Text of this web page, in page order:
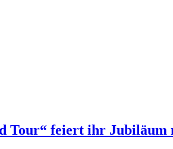
Tour“ feiert ihr Jubiläum